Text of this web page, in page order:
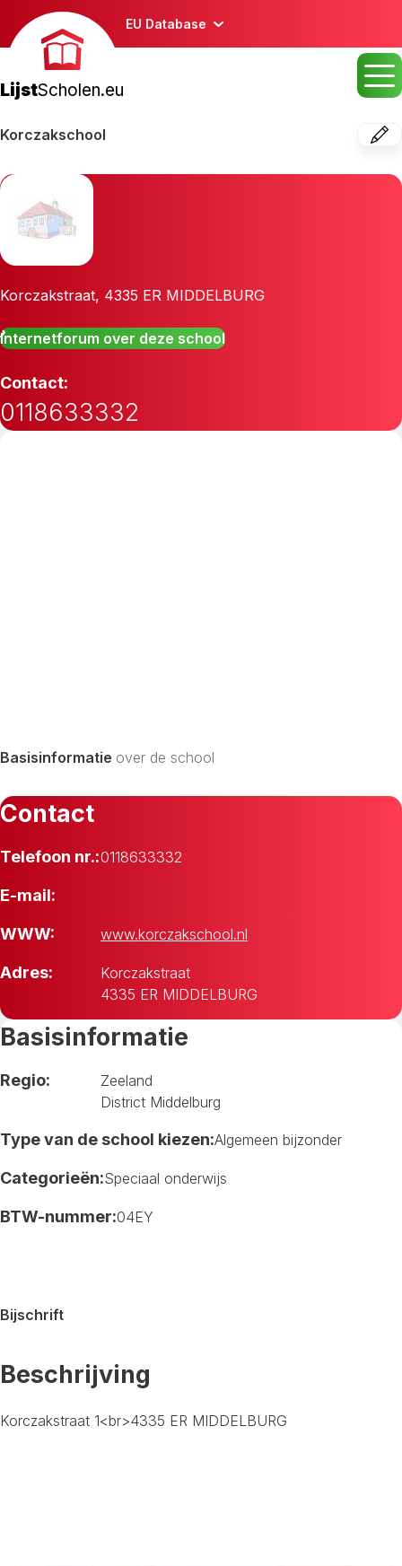
EU Database
LijstScholen.eu
Korczakschool
Korczakstraat, 4335 ER MIDDELBURG
Internetforum over deze school
Contact:
0118633332
Basisinformatie over de school
Contact
Telefoon nr.:0118633332
E-mail:
WWW: www.korczakschool.nl
Adres:
Korczakstraat
4335 ER MIDDELBURG
Basisinformatie
Regio:
Zeeland
District Middelburg
Type van de school kiezen:Algemeen bijzonder
Categorieën:Speciaal onderwijs
BTW-nummer:04EY
Bijschrift
Beschrijving
Korczakstraat 1<br>4335 ER MIDDELBURG